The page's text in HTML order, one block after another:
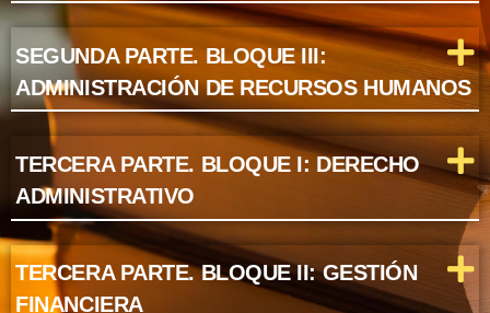
SEGUNDA PARTE. BLOQUE III:
ADMINISTRACIÓN DE RECURSOS HUMANOS
TERCERA PARTE. BLOQUE I: DERECHO
ADMINISTRATIVO
TERCERA PARTE. BLOQUE II: GESTIÓN
FINANCIERA